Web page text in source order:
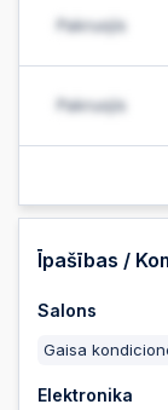
Īpašības /
Salons
Gaisa
Elektronika